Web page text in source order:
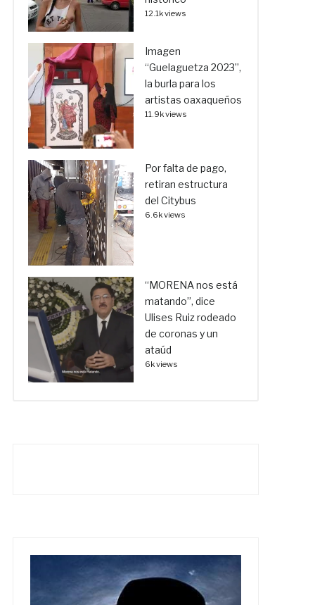
12.1k views
Imagen
“Guelaguetza 2023”,
la burla para los
artistas oaxaqueños
11.9k views
Por falta de pago,
retiran estructura
del Citybus
6.6k views
“MORENA nos está
matando”, dice
Ulises Ruiz rodeado
de coronas y un
ataúd
6k views